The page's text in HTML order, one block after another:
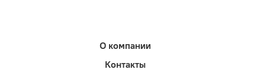
О компании
Контакты